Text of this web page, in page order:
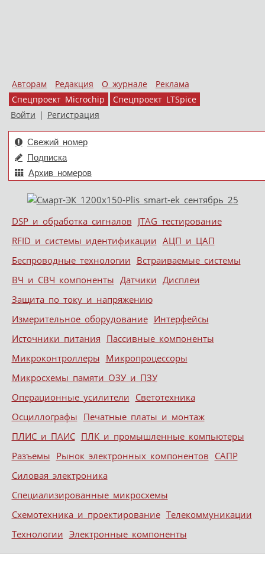
Авторам Редакция О журнале
Реклама
Спецпроект Microchip
Спецпроект LTSpice
Войти | Регистрация
Свежий номер
Подписка
Архив номеров
Меню
Skip to content
DSP и обработка сигналов JTAG тестирование
RFID и системы идентификации АЦП и ЦАП
Беспроводные технологии Встраиваемые системы
ВЧ и СВЧ компоненты Датчики Дисплеи
Защита по току и напряжению
Измерительное оборудование Интерфейсы
Источники питания Пассивные компоненты
Микроконтроллеры Микропроцессоры
Микросхемы памяти ОЗУ и ПЗУ
Операционные усилители Светотехника
Осциллографы Печатные платы и монтаж
ПЛИС и ПАИС ПЛК и промышленные компьютеры
Разъемы Рынок электронных компонентов САПР
Силовая электроника
Специализированные микросхемы
Схемотехника и проектирование Телекоммуникации
Технологии Электронные компоненты